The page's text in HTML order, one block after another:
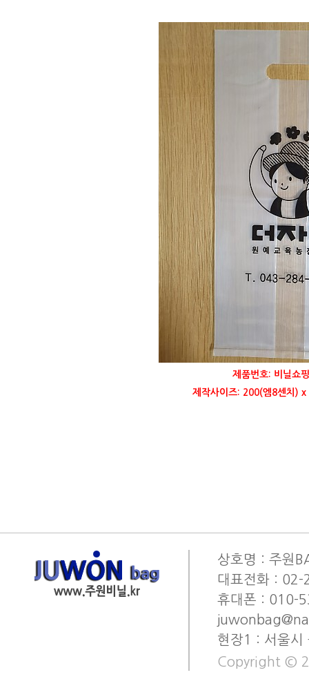
제품번호: 비닐쇼
제작사이즈: 200(엠8센치)
상호명 : 주원
대표전화 :
휴대폰 : 010-
현장1 : 서울
Copyright ©